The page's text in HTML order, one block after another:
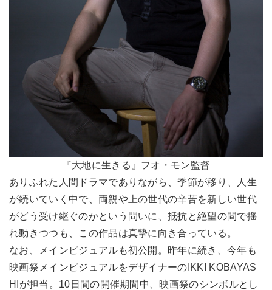
『大地に生きる』フオ・モン監督
ありふれた人間ドラマでありながら、季節が移り、人生
が続いていく中で、両親や上の世代の辛苦を新しい世代
がどう受け継ぐのかという問いに、抵抗と絶望の間で揺
れ動きつつも、この作品は真摯に向き合っている。
なお、メインビジュアルも初公開。昨年に続き、今年も
映画祭メインビジュアルをデザイナーのIKKI KOBAYAS
HIが担当。10日間の開催期間中、映画祭のシンボルとし